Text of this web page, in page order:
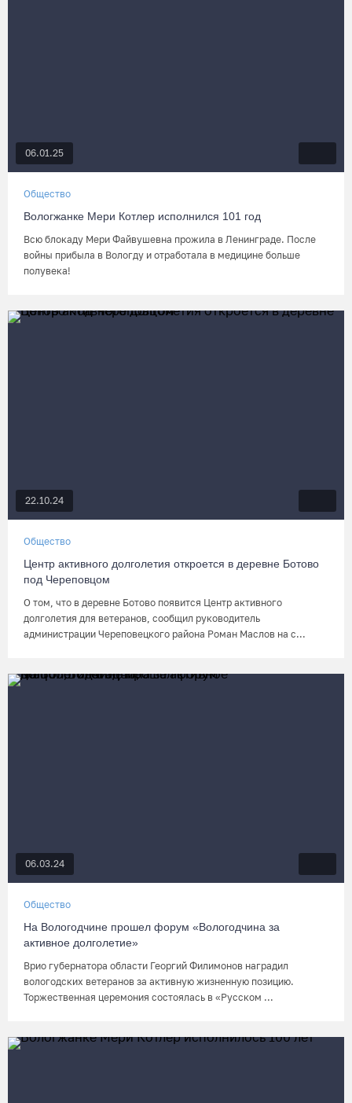
06.01.25
Общество
Вологжанке Мери Котлер исполнился 101 год
Всю блокаду Мери Файвушевна прожила в Ленинграде. После
войны прибыла в Вологду и отработала в медицине больше
полувека!
22.10.24
Общество
Центр активного долголетия откроется в деревне Ботово
под Череповцом
О том, что в деревне Ботово появится Центр активного
долголетия для ветеранов, сообщил руководитель
администрации Череповецкого района Роман Маслов на с...
06.03.24
Общество
На Вологодчине прошел форум «Вологодчина за
активное долголетие»
Врио губернатора области Георгий Филимонов наградил
вологодских ветеранов за активную жизненную позицию.
Торжественная церемония состоялась в «Русском ...